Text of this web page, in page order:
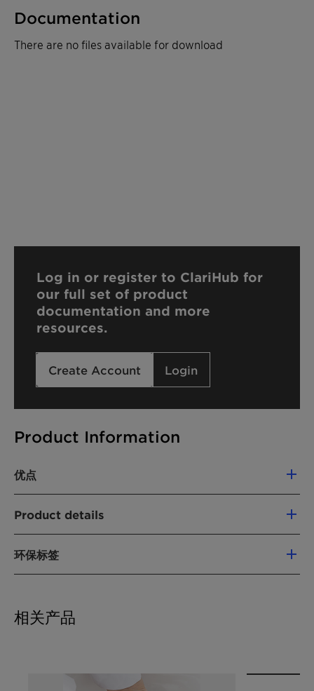
Product Information
优点
formulations
Clear formulations
EO-free
Product details
Sodium Methyl Cocoyl Taurate
温和表面活性剂
丙烯酸羟乙酯
环保标签
Vegan
Taurate
Documentation
There are no files available for download
Log in or register to ClariHub for
our full set of product
documentation and more
resources.
Create Account Login
相关产品